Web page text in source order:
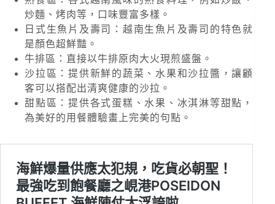
炒麵、烤肉等，口味豐富多樣。
日式生魚片及壽司：越南生魚片及壽司的特色就
是顏色超鮮豔。
牛排區：直接以牛排原肉大火現煎盛盤。
沙拉區：提供新鮮的蔬菜、水果和沙拉醬，讓顧
客可以搭配出清爽健康的沙拉。
甜點區：提供各式蛋糕、水果、冰淇淋等甜點，
為美好的用餐體驗畫上完美的句點。